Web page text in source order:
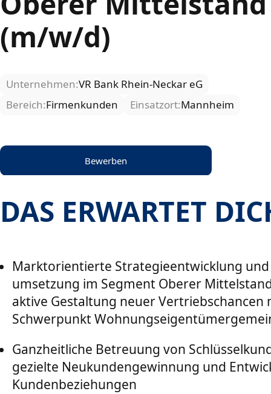
(m/w/d)
Unternehmen:VR Bank Rhein-Neckar eG
Bereich:Firmenkunden Einsatzort:Mannheim
Bewerben
DAS ERWARTET
Marktorientierte Strategieentwicklung und
umsetzung im Segment Oberer
aktive Gestaltung neuer Vertriebschancen
Schwerpunkt
Ganzheitliche Betreuung von
gezielte Neukundengewinnung und
Kundenbeziehungen